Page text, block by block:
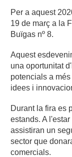
Per a aquest
19 de març a la
Buïgas nº 8.
Aquest
una oportunitat
potencials a
idees i
Durant la fira es
estands. A
assistiran un
sector que
comercials.